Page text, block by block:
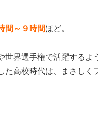
間～９時間ほど。
世界選手権で活躍するよ
た高校時代は、まさしく